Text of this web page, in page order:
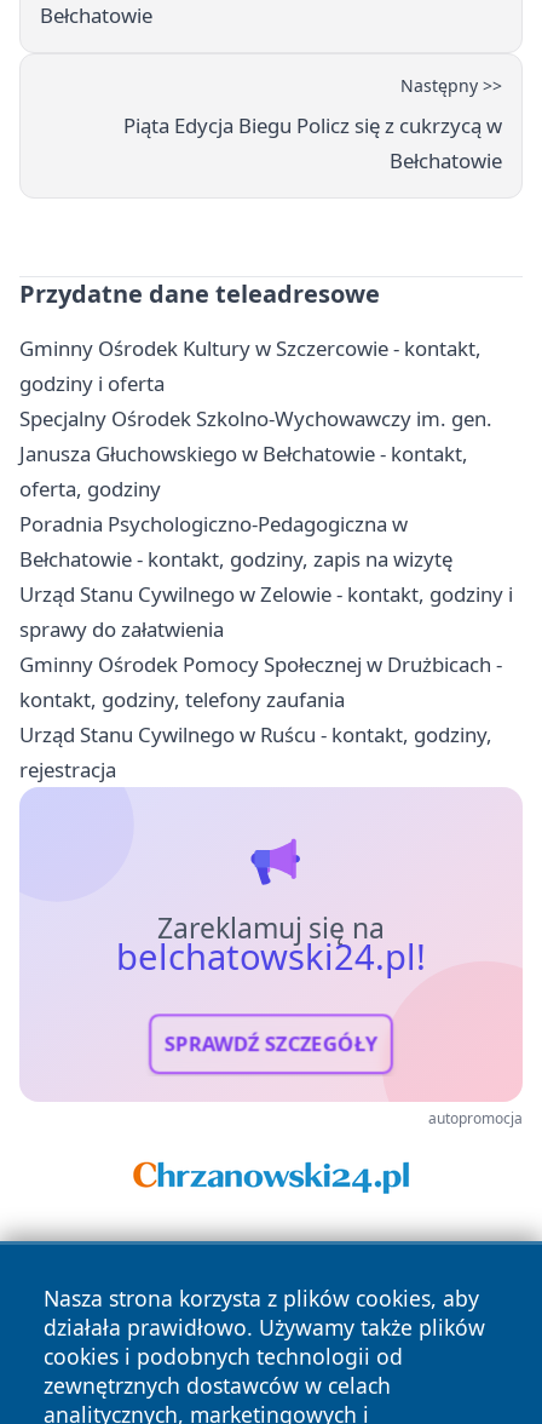
Bełchatowie
Następny >>
Piąta Edycja Biegu Policz się z cukrzycą w
Bełchatowie
Przydatne dane teleadresowe
Gminny Ośrodek Kultury w Szczercowie - kontakt,
godziny i oferta
Specjalny Ośrodek Szkolno-Wychowawczy im. gen.
Janusza Głuchowskiego w Bełchatowie - kontakt,
oferta, godziny
Poradnia Psychologiczno-Pedagogiczna w
Bełchatowie - kontakt, godziny, zapis na wizytę
Urząd Stanu Cywilnego w Zelowie - kontakt, godziny i
sprawy do załatwienia
Gminny Ośrodek Pomocy Społecznej w Drużbicach -
kontakt, godziny, telefony zaufania
Urząd Stanu Cywilnego w Ruścu - kontakt, godziny,
rejestracja
Zareklamuj się na
belchatowski24.pl!
SPRAWDŹ SZCZEGÓŁY
autopromocja
Nasza strona korzysta z plików cookies, aby
działała prawidłowo. Używamy także plików
cookies i podobnych technologii od
zewnętrznych dostawców w celach
analitycznych, marketingowych i
Copyright © 2026 belchatowski24.pl Wszystkie prawa
zastrzeżone.